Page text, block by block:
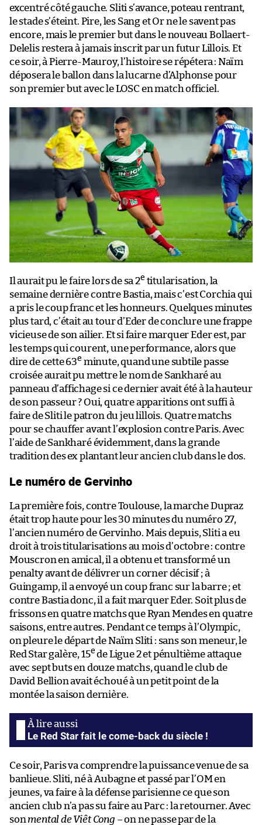
excentré côté gauche. Sliti s’avance, poteau rentrant,
le stade s’éteint. Pire, les Sang et Or ne le savent pas
encore, mais le premier but dans le nouveau Bollaert-
Delelis restera à jamais inscrit par un futur Lillois. Et
ce soir, à Pierre-Mauroy, l’histoire se répétera : Naïm
déposera le ballon dans la lucarne d’Alphonse pour
son premier but avec le LOSC en match officiel.
Il aurait pu le faire lors de sa 2e titularisation, la
semaine dernière contre Bastia, mais c’est Corchia qui
a pris le coup franc et les honneurs. Quelques minutes
plus tard, c’était au tour d’Eder de conclure une frappe
vicieuse de son ailier. Et si faire marquer Eder est, par
les temps qui courent, une performance, alors que
dire de cette 63e minute, quand une subtile passe
croisée aurait pu mettre le nom de Sankharé au
panneau d’affichage si ce dernier avait été à la hauteur
de son passeur ? Oui, quatre apparitions ont suffi à
faire de Sliti le patron du jeu lillois. Quatre matchs
pour se chauffer avant l’explosion contre Paris. Avec
l’aide de Sankharé évidemment, dans la grande
tradition des ex plantant leur ancien club dans le dos.
Le numéro de Gervinho
La première fois, contre Toulouse, la marche Dupraz
était trop haute pour les 30 minutes du numéro 27,
l’ancien numéro de Gervinho. Mais depuis, Sliti a eu
droit à trois titularisations au mois d’octobre : contre
Mouscron en amical, il a obtenu et transformé un
penalty avant de délivrer un corner décisif ; à
Guingamp, il a envoyé un coup franc sur la barre ; et
contre Bastia donc, il a fait marquer Eder. Soit plus de
frissons en quatre matchs que Ryan Mendes en quatre
saisons, entre autres. Pendant ce temps à l’Olympic,
on pleure le départ de Naïm Sliti : sans son meneur, le
Red Star galère, 15e de Ligue 2 et pénultième attaque
avec sept buts en douze matchs, quand le club de
David Bellion avait échoué à un petit point de la
montée la saison dernière.
Le Red Star fait le come-back du siècle !
Ce soir, Paris va comprendre la puissance venue de sa
banlieue. Sliti, né à Aubagne et passé par l’OM en
jeunes, va faire à la défense parisienne ce que son
ancien club n’a pas su faire au Parc : la retourner. Avec
son mental de Viêt Cong – on ne passe par de la